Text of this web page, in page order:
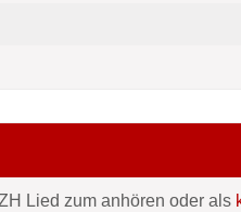
Lied zum anhören oder als